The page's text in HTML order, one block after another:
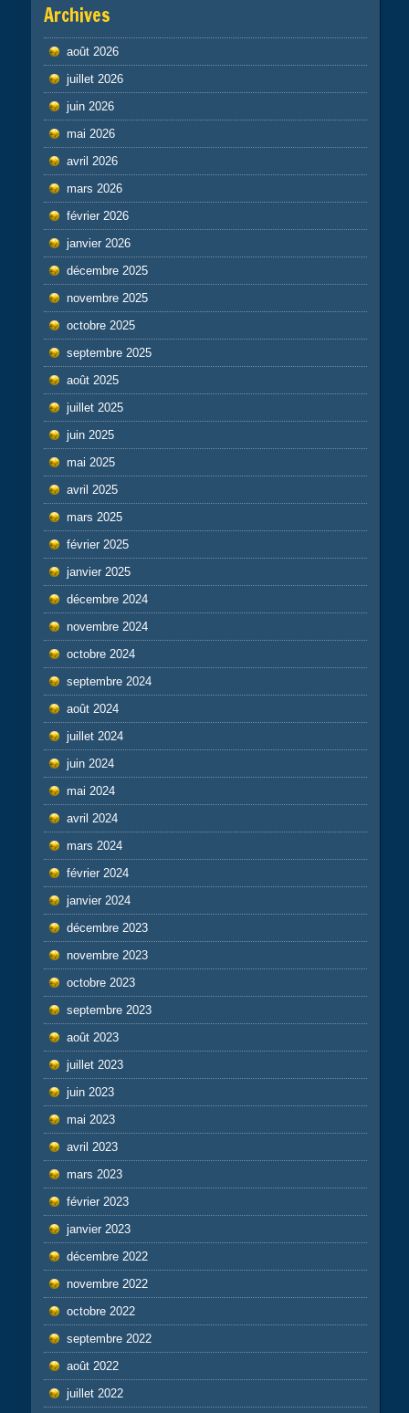
Archives
août 2026
juillet 2026
juin 2026
mai 2026
avril 2026
mars 2026
février 2026
janvier 2026
décembre 2025
novembre 2025
octobre 2025
septembre 2025
août 2025
juillet 2025
juin 2025
mai 2025
avril 2025
mars 2025
février 2025
janvier 2025
décembre 2024
novembre 2024
octobre 2024
septembre 2024
août 2024
juillet 2024
juin 2024
mai 2024
avril 2024
mars 2024
février 2024
janvier 2024
décembre 2023
novembre 2023
octobre 2023
septembre 2023
août 2023
juillet 2023
juin 2023
mai 2023
avril 2023
mars 2023
février 2023
janvier 2023
décembre 2022
novembre 2022
octobre 2022
septembre 2022
août 2022
juillet 2022